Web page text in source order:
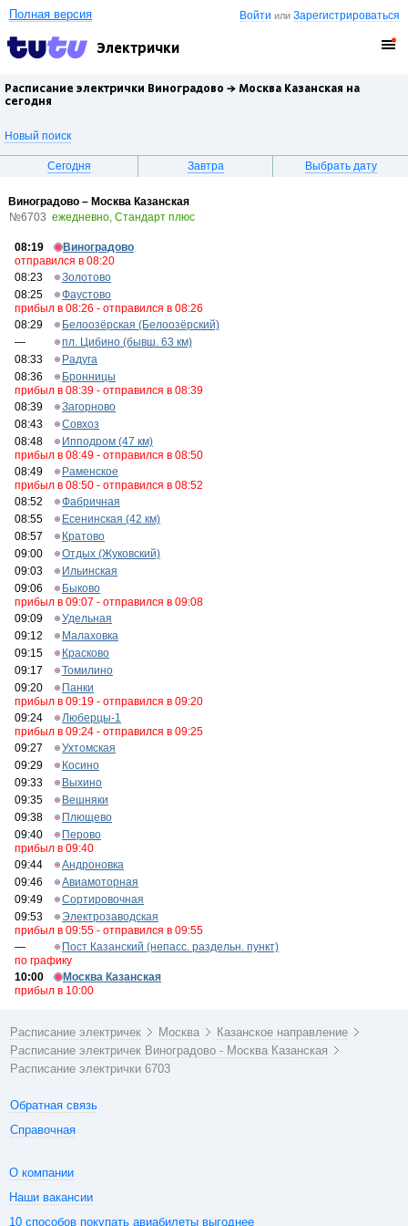
Войти илиЗарегистрироваться
Полная версия
Электрички
Расписание электрички Виноградово → Москва Казанская на
сегодня
Новый поиск
Сегодня Завтра Выбрать дату
Виноградово – Москва Казанская
№6703 ежедневно, Стандарт плюс
08:19
Виноградово
отправился в 08:20
08:23
Золотово
08:25
Фаустово
прибыл в 08:26 - отправился в 08:26
08:29
Белоозёрская (Белоозёрский)
—
пл. Цибино (бывш. 63 км)
08:33
Радуга
08:36
Бронницы
прибыл в 08:39 - отправился в 08:39
08:39
Загорново
08:43
Совхоз
08:48
Ипподром (47 км)
прибыл в 08:49 - отправился в 08:50
08:49
Раменское
прибыл в 08:50 - отправился в 08:52
08:52
Фабричная
08:55
Есенинская (42 км)
08:57
Кратово
09:00
Отдых (Жуковский)
09:03
Ильинская
09:06
Быково
прибыл в 09:07 - отправился в 09:08
09:09
Удельная
09:12
Малаховка
09:15
Красково
09:17
Томилино
09:20
Панки
прибыл в 09:19 - отправился в 09:20
09:24
Люберцы-1
прибыл в 09:24 - отправился в 09:25
09:27
Ухтомская
09:29
Косино
09:33
Выхино
09:35
Вешняки
09:38
Плющево
09:40
Перово
прибыл в 09:40
09:44
Андроновка
09:46
Авиамоторная
09:49
Сортировочная
09:53
Электрозаводская
прибыл в 09:55 - отправился в 09:55
—
Пост Казанский (непасс. раздельн. пункт)
по графику
10:00
Москва Казанская
прибыл в 10:00
Расписание электричек Москва
Казанское направление
Расписание электричек Виноградово - Москва Казанская
Расписание электрички 6703
Обратная связь
Справочная
О компании
Наши вакансии
10 способов покупать авиабилеты выгоднее